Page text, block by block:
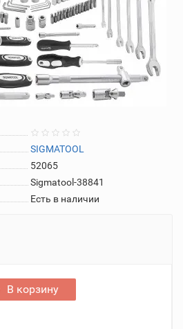
SIGMATOOL
52065
Sigmatool-38841
Есть в наличии
В корзину